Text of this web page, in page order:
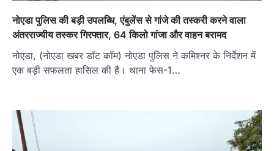
नोएडा पुलिस की बड़ी उपलब्धि, एंबुलेंस से गांजे की तस्करी करने वाला
अंतरराज्यीय तस्कर गिरफ्तार, 64 किलो गांजा और वाहन बरामद
नोएडा, (नोएडा खबर डॉट कॉम) नोएडा पुलिस ने कमिश्नर के निर्देशन में
एक बड़ी सफलता हासिल की है। थाना फेस-1…